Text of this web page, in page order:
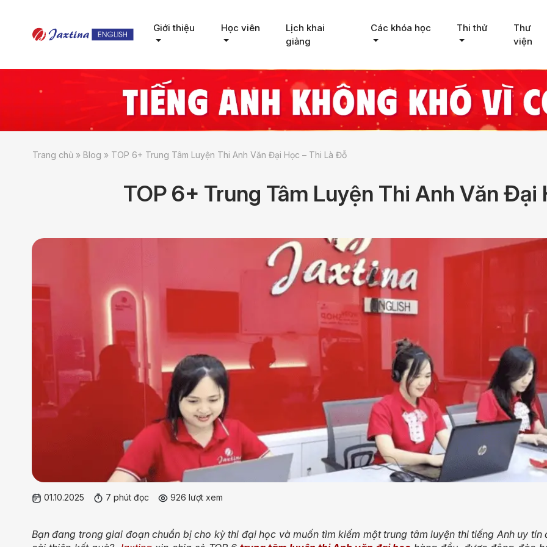
Giới thiệu Học viên
Lịch khai
giảng
Các khóa học Thi thử
Thư
viện
Trang chủ » Blog » TOP 6+ Trung Tâm Luyện Thi Anh Văn Đại Học – Thi Là Đỗ
TOP 6+ Trung Tâm Luyện Thi Anh Văn Đại
01.10.2025 7 phút đọc 926 lượt xem
Bạn đang trong giai đoạn chuẩn bị cho kỳ thi đại học và muốn tìm kiếm một trung tâm luyện thi tiếng Anh uy tín